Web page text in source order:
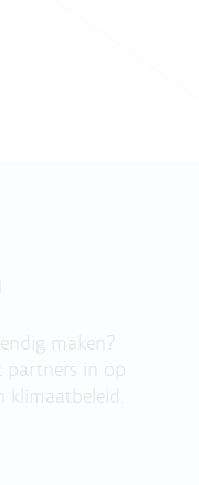
maken?
partners in op
klimaatbeleid.